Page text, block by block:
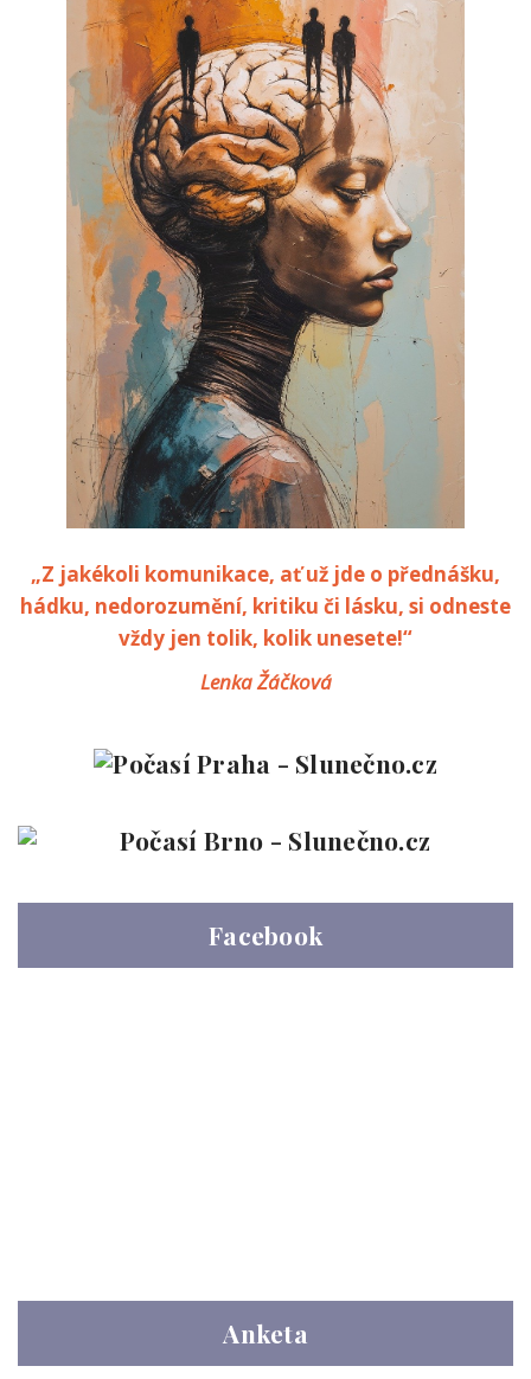
„Z jakékoli komunikace, ať už jde o přednášku,
hádku, nedorozumění, kritiku či lásku, si odneste
vždy jen tolik, kolik unesete!“
Lenka Žáčková
Facebook
Anketa